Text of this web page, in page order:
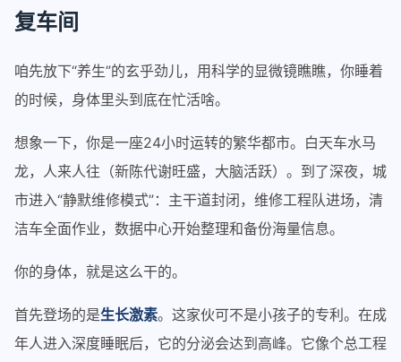
复车间
咱先放下“养生”的玄乎劲儿，用科学的显微镜瞧瞧，你睡着
的时候，身体里头到底在忙活啥。
想象一下，你是一座24小时运转的繁华都市。白天车水马
龙，人来人往（新陈代谢旺盛，大脑活跃）。到了深夜，城
市进入“静默维修模式”：主干道封闭，维修工程队进场，清
洁车全面作业，数据中心开始整理和备份海量信息。
你的身体，就是这么干的。
首先登场的是生长激素。这家伙可不是小孩子的专利。在成
年人进入深度睡眠后，它的分泌会达到高峰。它像个总工程